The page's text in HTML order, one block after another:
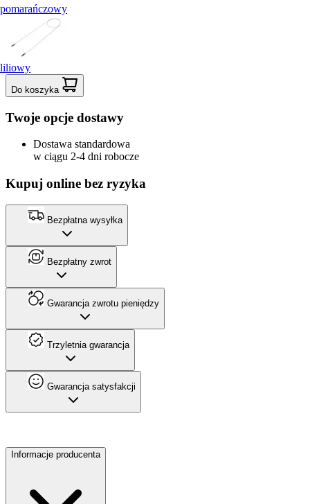
pomarańczowy
liliowy
Do koszyka
Twoje opcje dostawy
Dostawa standardowa
w ciągu 2-4 dni robocze
Kupuj online bez ryzyka
Bezpłatna wysyłka
Bezpłatny zwrot
Gwarancja zwrotu pieniędzy
Trzyletnia gwarancja
Gwarancja satysfakcji
Informacje producenta